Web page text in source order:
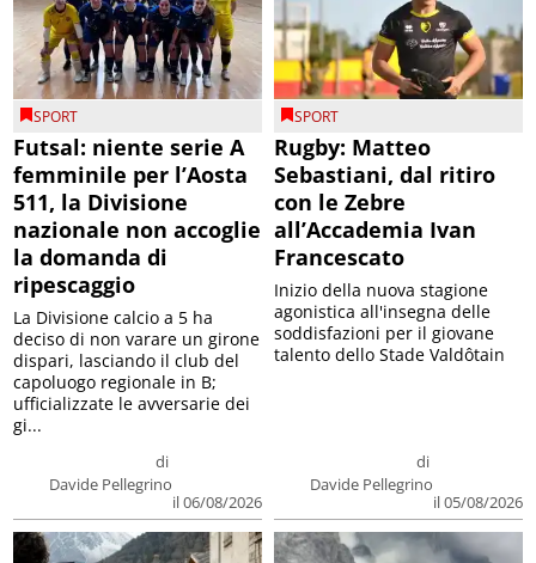
SPORT
Futsal: niente serie A
femminile per l’Aosta
511, la Divisione
nazionale non accoglie
la domanda di
ripescaggio
di
Davide Pellegrino
il 06/08/2026
La Divisione calcio a 5 ha
deciso di non varare un girone
dispari, lasciando il club del
capoluogo regionale in B;
ufficializzate le avversarie dei
gi...
SPORT
Rugby: Matteo
Sebastiani, dal ritiro
con le Zebre
all’Accademia Ivan
Francescato
di
Davide Pellegrino
il 05/08/2026
Inizio della nuova stagione
agonistica all'insegna delle
soddisfazioni per il giovane
talento dello Stade Valdôtain